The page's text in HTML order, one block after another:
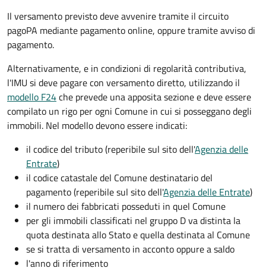
Il versamento previsto deve avvenire tramite il circuito
pagoPA mediante pagamento online, oppure tramite avviso di
pagamento.
Alternativamente, e in condizioni di regolarità contributiva,
l'IMU si deve pagarecon versamento diretto, utilizzando il
modello F24che prevede una apposita sezione e deve essere
compilato un rigo per ogni Comune in cui si posseggano degli
immobili. Nel modello devono essere indicati:
il codice del tributo(reperibile sul sito dell'Agenzia delle
Entrate)
il codice catastale del Comunedestinatario del
pagamento (reperibile sul sito dell'Agenzia delle Entrate)
il numero dei fabbricati posseduti in quel Comune
per gli immobili classificati nel gruppo D va distinta la
quota destinata allo Stato e quella destinata al Comune
se si tratta di versamento in acconto oppure a saldo
l'anno di riferimento